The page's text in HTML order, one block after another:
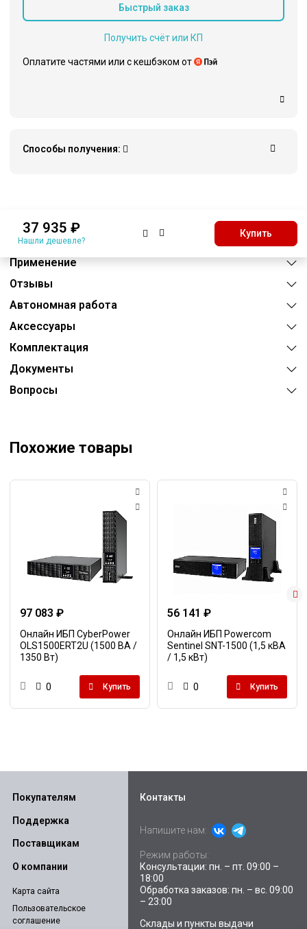
Быстрый заказ
Получить счёт или КП
Оплатите частями или c кешбэком от
Способы получения:
37 935 ₽
Нашли дешевле?
Купить
Описание
Характеристики
Применение
Отзывы
Автономная работа
Аксессуары
Комплектация
Документы
Вопросы
Похожие товары
97 083 ₽
Онлайн ИБП CyberPower
OLS1500ERT2U (1500 ВА /
1350 Вт)
0 Купить
56 141 ₽
Онлайн ИБП Powercom
Sentinel SNT-1500 (1,5 кВА
/ 1,5 кВт)
0 Купить
Покупателям
Поддержка
Поставщикам
О компании
Карта сайта
Пользовательское
соглашение
Контакты
Напишите нам:
Режим работы:
Консультации: пн. – пт. 09:00 –
18:00
Обработка заказов: пн. – вс. 09:00
– 23:00
Склады и пункты выдачи